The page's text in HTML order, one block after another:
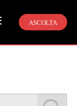
ASCOLTA